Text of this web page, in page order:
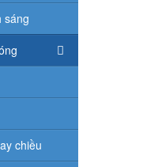
sáng
chiều